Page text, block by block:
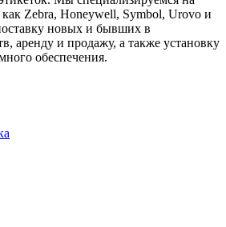
как Zebra, Honeywell, Symbol, Urovo и
новых и бывших в
аренду и продажу, а также установку
обеспечения.